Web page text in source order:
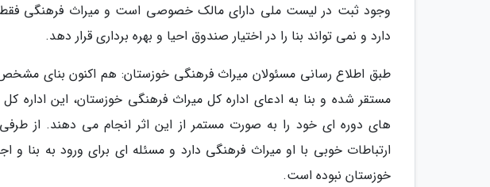
وجود ثبت در لیست ملی دارای مالک خصوصی است و میراث فرهنگی فقط
دارد و نمی تواند بنا را در اختیار صندوق احیا و بهره برداری قرار دهد.
طبق اطلاع رسانی مسئولان میراث فرهنگی خوزستان: هم اکنون بنای مشخص
مستقر شده و بنا به ادعای اداره کل میراث فرهنگی خوزستان، این اداره
های دوره ای خود را به صورت مستمر از این اثر انجام می دهند. از
ارتباطات خوبی با او میراث فرهنگی دارد و مسئله ای برای ورود به بنا و
خوزستان نبوده است.